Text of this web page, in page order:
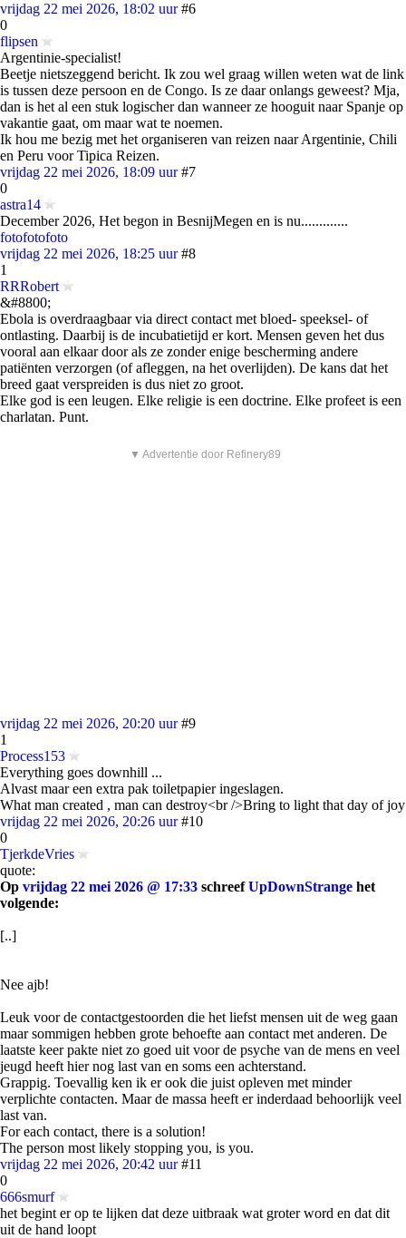
vrijdag 22 mei 2026, 18:02 uur #6
0
flipsen
Argentinie-specialist!
Beetje nietszeggend bericht. Ik zou wel graag willen weten wat de link
is tussen deze persoon en de Congo. Is ze daar onlangs geweest? Mja,
dan is het al een stuk logischer dan wanneer ze hooguit naar Spanje op
vakantie gaat, om maar wat te noemen.
Ik hou me bezig met het organiseren van reizen naar Argentinie, Chili
en Peru voor Tipica Reizen.
vrijdag 22 mei 2026, 18:09 uur #7
0
astra14
December 2026, Het begon in BesnijMegen en is nu.............
fotofotofoto
vrijdag 22 mei 2026, 18:25 uur #8
1
RRRobert
&#8800;
Ebola is overdraagbaar via direct contact met bloed- speeksel- of
ontlasting. Daarbij is de incubatietijd er kort. Mensen geven het dus
vooral aan elkaar door als ze zonder enige bescherming andere
patiënten verzorgen (of afleggen, na het overlijden). De kans dat het
breed gaat verspreiden is dus niet zo groot.
Elke god is een leugen. Elke religie is een doctrine. Elke profeet is een
charlatan. Punt.
▼ Advertentie door Refinery89
vrijdag 22 mei 2026, 20:20 uur #9
1
Process153
Everything goes downhill ...
Alvast maar een extra pak toiletpapier ingeslagen.
What man created , man can destroy<br />Bring to light that day of joy
vrijdag 22 mei 2026, 20:26 uur #10
0
TjerkdeVries
quote:
Op vrijdag 22 mei 2026 @ 17:33 schreefUpDownStrange het
volgende:
[..]
Nee ajb!
Leuk voor de contactgestoorden die het liefst mensen uit de weg gaan
maar sommigen hebben grote behoefte aan contact met anderen. De
laatste keer pakte niet zo goed uit voor de psyche van de mens en veel
jeugd heeft hier nog last van en soms een achterstand.
Grappig. Toevallig ken ik er ook die juist opleven met minder
verplichte contacten. Maar de massa heeft er inderdaad behoorlijk veel
last van.
For each contact, there is a solution!
The person most likely stopping you, is you.
vrijdag 22 mei 2026, 20:42 uur #11
0
666smurf
het begint er op te lijken dat deze uitbraak wat groter word en dat dit
uit de hand loopt